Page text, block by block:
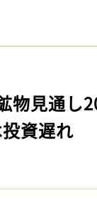
物見通
資遅れ
入りに